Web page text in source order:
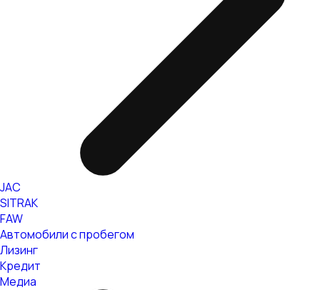
JAC
SITRAK
FAW
Автомобили с пробегом
Лизинг
Кредит
Медиа